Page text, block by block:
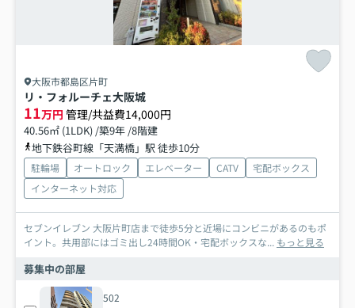
大阪市都島区片町
リ・フォルーチェ大阪城
11万円 管理/共益費14,000円
40.56㎡ (1LDK) /築9年 /8階建
地下鉄谷町線「天満橋」駅 徒歩10分
駐輪場 オートロック エレベーター CATV
宅配ボックス
インターネット対応
セブンイレブン 大阪片町店まで徒歩5分と近場にコンビニがあるのもポ
イント。共用部にはゴミ出し24時間OK・宅配ボックスな... もっと見る
募集中の部屋
502